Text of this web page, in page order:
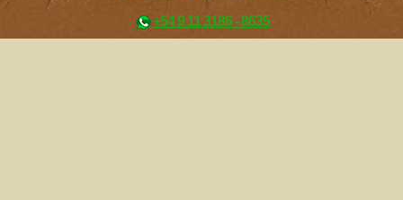
+54 9 11 3186 - 8635